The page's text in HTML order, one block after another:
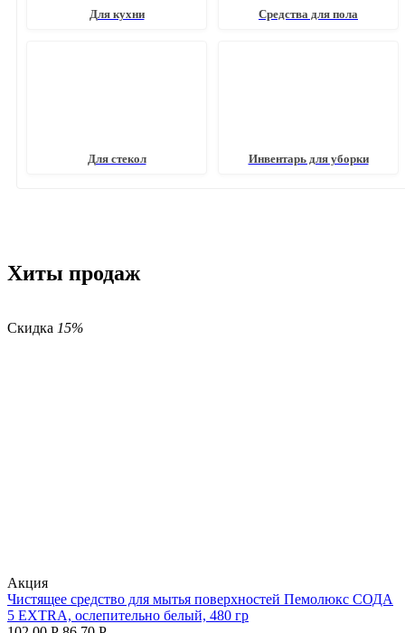
Для кухни Средства для пола
Для стекол Инвентарь для уборки
Хиты продаж
Скидка 15%
Aкция
Чистящее средство для мытья поверхностей Пемолюкс СОДА
5 EXTRA, ослепительно белый, 480 гр